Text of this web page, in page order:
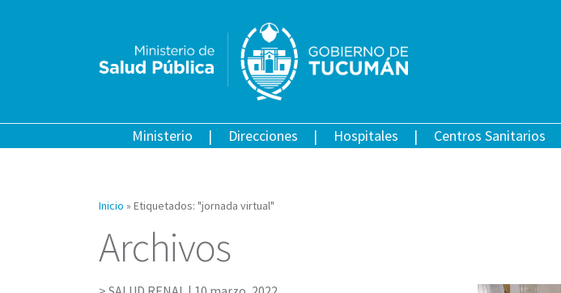
Ministerio Direcciones Hospitales Centros Sanitarios
Inicio » Etiquetados: "jornada virtual"
Archivos